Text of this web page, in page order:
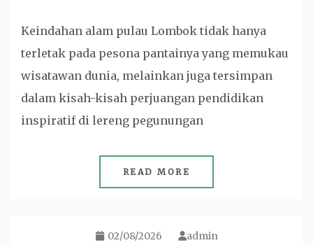
Keindahan alam pulau Lombok tidak hanya
terletak pada pesona pantainya yang memukau
wisatawan dunia, melainkan juga tersimpan
dalam kisah-kisah perjuangan pendidikan
inspiratif di lereng pegunungan
READ MORE
02/08/2026 admin